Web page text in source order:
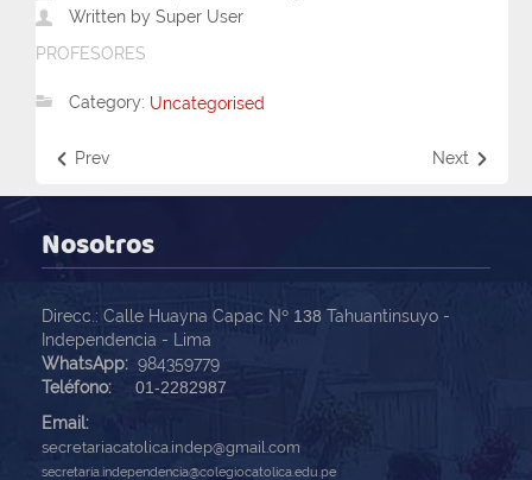
Written by Super User
PROFESORES
Category: Uncategorised
Prev Next
Nosotros
Direcc.: Calle Huayna Capac Nº 138 Tahuantinsuyo -
Independencia - Lima
WhatsApp: 984359779
Teléfono:
01-2282987
Email:
secretariacatolica.indep@gmail.com
secretaria.independencia@colegiocatolica.edu.pe